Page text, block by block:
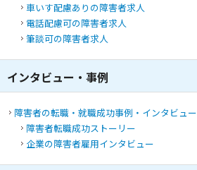
車いす配慮あり の障害者求人
電話配慮可の障害者求人
筆談可の障害者求人
インタビュー・事例
障害者の転職・就職成功事例・インタビュー
障害者転職成功ストーリー
企業の障害者雇用インタビュー